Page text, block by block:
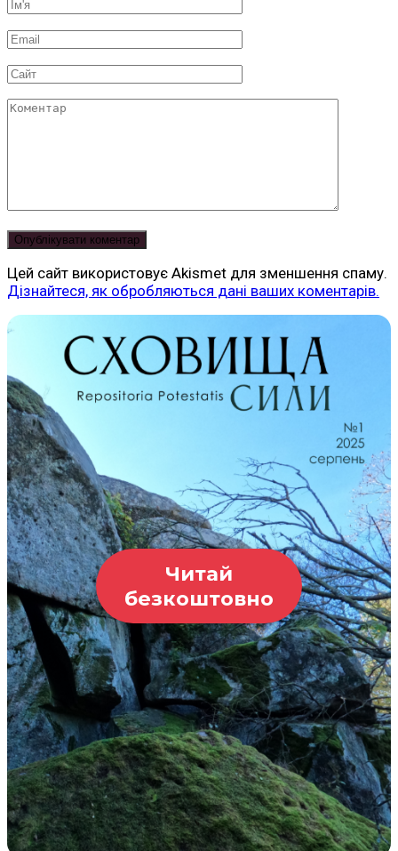
Email
Сайт
Коментар
Цей сайт використовує Akismet для зменшення спаму.
Дізнайтеся, як обробляються дані ваших коментарів.
Читай
безкоштовно